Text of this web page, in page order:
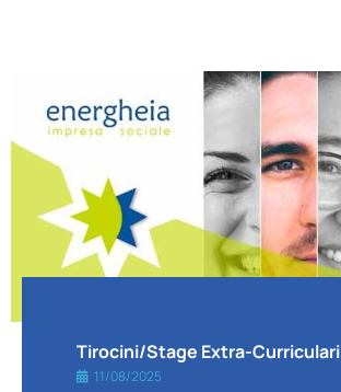
Tirocini/stage Extra-Curriculari
11/08/2025